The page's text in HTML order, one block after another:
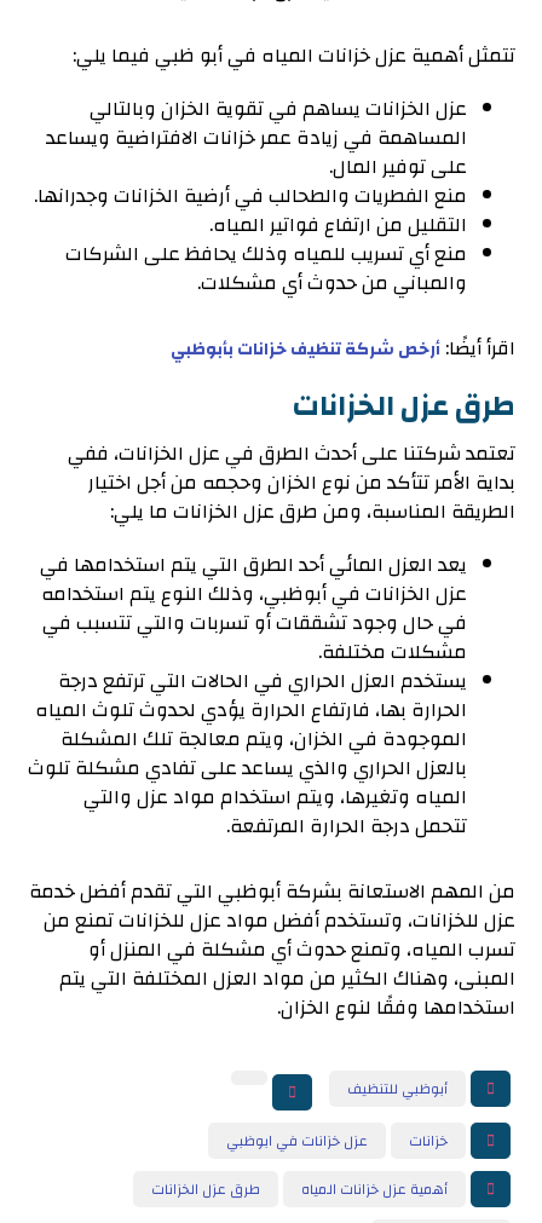
تتمثل أهمية عزل خزانات المياه في أبو ظبي فيما يلي:
عزل الخزانات يساهم في تقوية الخزان وبالتالي
المساهمة في زيادة عمر خزانات الافتراضية ويساعد
على توفير المال.
منع الفطريات والطحالب في أرضية الخزانات وجدرانها.
التقليل من ارتفاع فواتير المياه.
منع أي تسريب للمياه وذلك يحافظ على الشركات
والمباني من حدوث أي مشكلات.
اقرأ أيضًا:أرخص شركة تنظيف خزانات بأبوظبي
طرق عزل الخزانات
تعتمد شركتنا على أحدث الطرق في عزل الخزانات، ففي
بداية الأمر تتأكد من نوع الخزان وحجمه من أجل اختيار
الطريقة المناسبة، ومن طرق عزل الخزانات ما يلي:
يعد العزل المائي أحد الطرق التي يتم استخدامها في
عزل الخزانات في أبوظبي، وذلك النوع يتم استخدامه
في حال وجود تشققات أو تسربات والتي تتسبب في
مشكلات مختلفة.
يستخدم العزل الحراري في الحالات التي ترتفع درجة
الحرارة بها، فارتفاع الحرارة يؤدي لحدوث تلوث المياه
الموجودة في الخزان، ويتم معالجة تلك المشكلة
بالعزل الحراري والذي يساعد على تفادي مشكلة تلوث
المياه وتغيرها، ويتم استخدام مواد عزل والتي
تتحمل درجة الحرارة المرتفعة.
من المهم الاستعانة بشركة أبوظبي التي تقدم أفضل خدمة
عزل للخزانات، وتستخدم أفضل مواد عزل للخزانات تمنع من
تسرب المياه، وتمنع حدوث أي مشكلة في المنزل أو
المبنى، وهناك الكثير من مواد العزل المختلفة التي يتم
استخدامها وفقًا لنوع الخزان.
أبوظبي للتنظيف
خزانات
عزل خزانات في ابوظبي
أهمية عزل خزانات المياه
طرق عزل الخزانات